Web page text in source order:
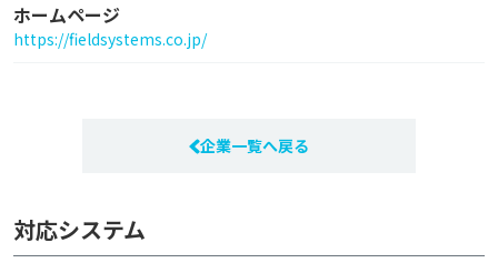
ホームページ
https://fieldsystems.co.jp/
企業一覧へ戻る
対応システム